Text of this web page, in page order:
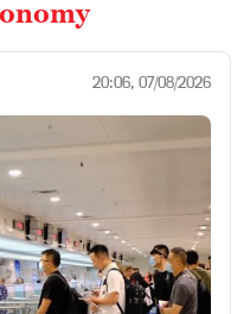
20:06, 07/08/2026